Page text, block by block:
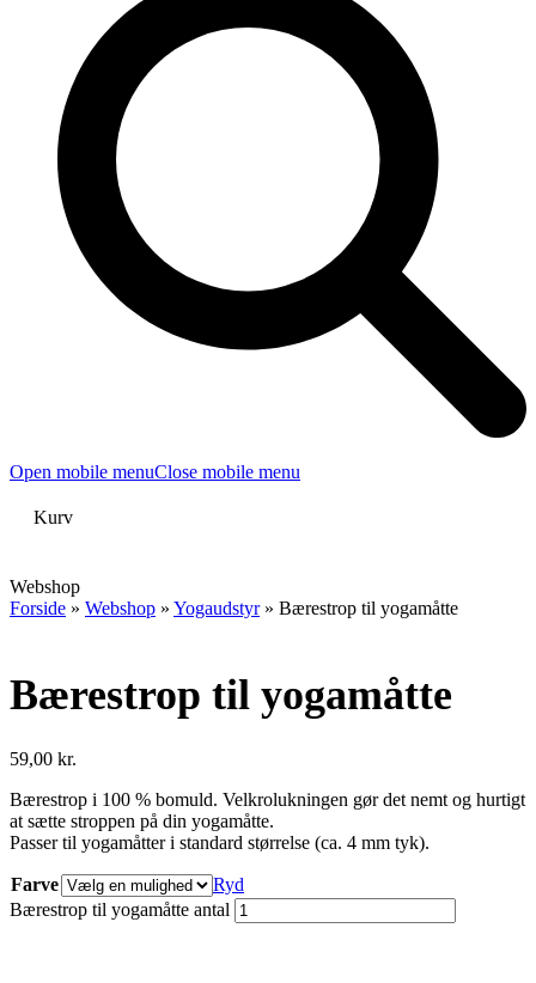
Open mobile menuClose mobile menu
Kurv
Webshop
Forside » Webshop » Yogaudstyr» Bærestrop til yogamåtte
Bærestrop til yogamåtte
59,00 kr.
Bærestrop i 100 % bomuld. Velkrolukningen gør det nemt og hurtigt
at sætte stroppen på din yogamåtte.
Passer til yogamåtter i standard størrelse (ca. 4 mm tyk).
Farve
Ryd
Bærestrop til yogamåtte antal